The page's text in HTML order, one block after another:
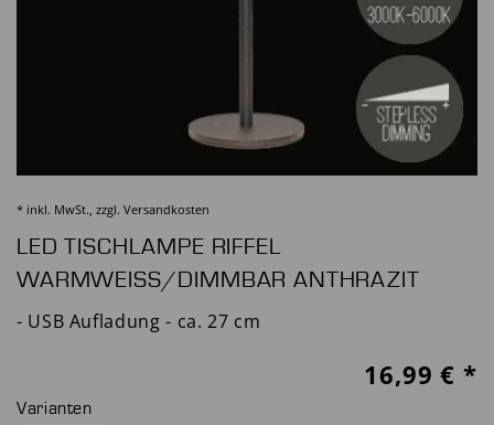
* inkl. MwSt., zzgl. Versandkosten
LED TISCHLAMPE RIFFEL
WARMWEISS/DIMMBAR ANTHRAZIT
- USB Aufladung - ca. 27 cm
16,99 € *
Varianten